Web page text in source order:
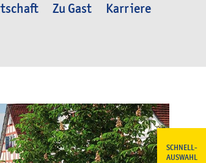
Zu Gast
Karriere
SCHNELL-
AUSWAHL